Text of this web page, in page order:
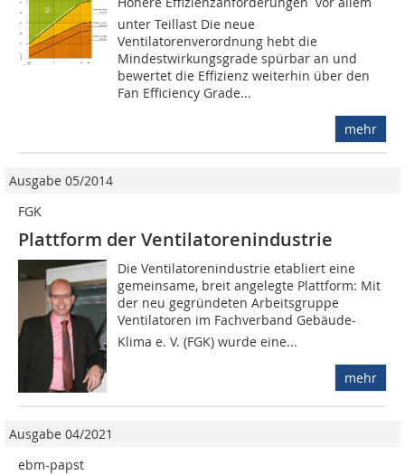
unter Teillast Die neue
Ventilatorenverordnung hebt die
Mindestwirkungsgrade spürbar an und
bewertet die Effizienz weiterhin über den
Fan Efficiency Grade...
mehr
Ausgabe 05/2014
FGK
Plattform der Ventilatorenindustrie
Die Ventilatorenindustrie eta­bliert eine
gemeinsame, breit angelegte Plattform: Mit
der neu gegründeten Arbeitsgruppe
Ventilatoren im Fachverband Gebäude-
Klima e. V. (FGK) wurde eine...
mehr
Ausgabe 04/2021
ebm-papst